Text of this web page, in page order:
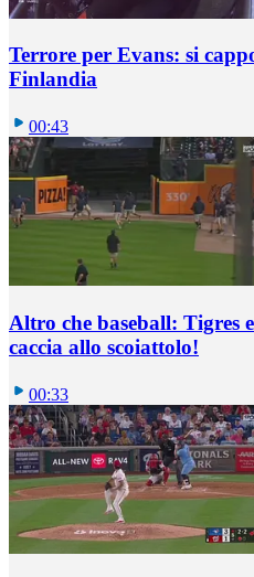
Terrore per Evans: si
Finlandia
00:43
Altro che baseball: Tigres
caccia allo scoiattolo!
00:33